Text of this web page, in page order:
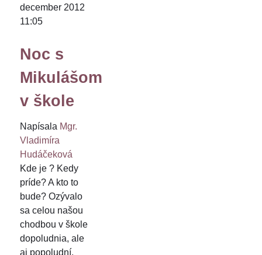
december 2012
11:05
Noc s
Mikulášom
v škole
Napísala Mgr.
Vladimíra
Hudáčeková
Kde je ? Kedy
príde? A kto to
bude? Ozývalo
sa celou našou
chodbou v škole
dopoludnia, ale
aj popoludní,